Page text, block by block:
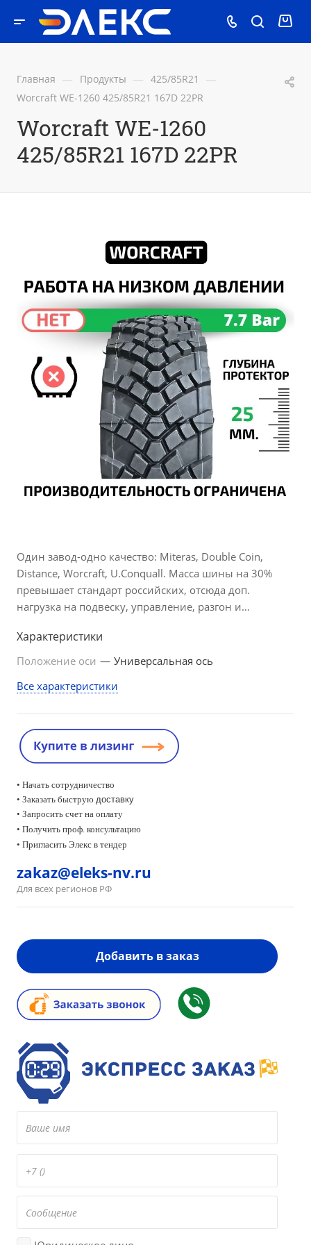
Главная — Продукты — 425/85R21 —
Worcraft WE-1260 425/85R21 167D 22PR
Worcraft WE-1260
425/85R21 167D 22PR
Один завод-одно качество: Miteras, Double Coin,
Distance, Worcraft, U.Conquall. Масса шины на 30%
превышает стандарт российских, отсюда доп.
нагрузка на подвеску, управление, разгон и
Характеристики
Положение оси — Универсальная ось
Все характеристики
• Начать сотрудничество
• Заказать быструю доставку
• Запросить счет на оплату
• Получить проф. консультацию
• Пригласить Элекс в тендер
zakaz@eleks-nv.ru
Для всех регионов РФ
Добавить в заказ